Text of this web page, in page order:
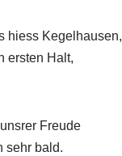
hiess Kegelhausen,
ersten Halt,
Freude
sehr bald.